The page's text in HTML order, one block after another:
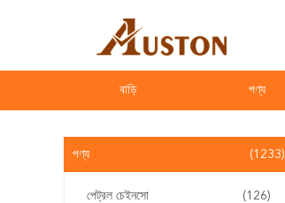
বাড়ি পণ্য
পণ্য (1233)
পেট্রল চেইনসো (126)